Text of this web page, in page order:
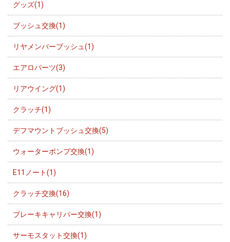
グッズ(1)
ブッシュ交換(1)
リヤメンバーブッシュ(1)
エアロパーツ(3)
リアウイング(1)
クラッチ(1)
デフマウントブッシュ交換(5)
ウォーターポンプ交換(1)
E11ノート(1)
クラッチ交換(16)
ブレーキキャリパー交換(1)
サーモスタット交換(1)